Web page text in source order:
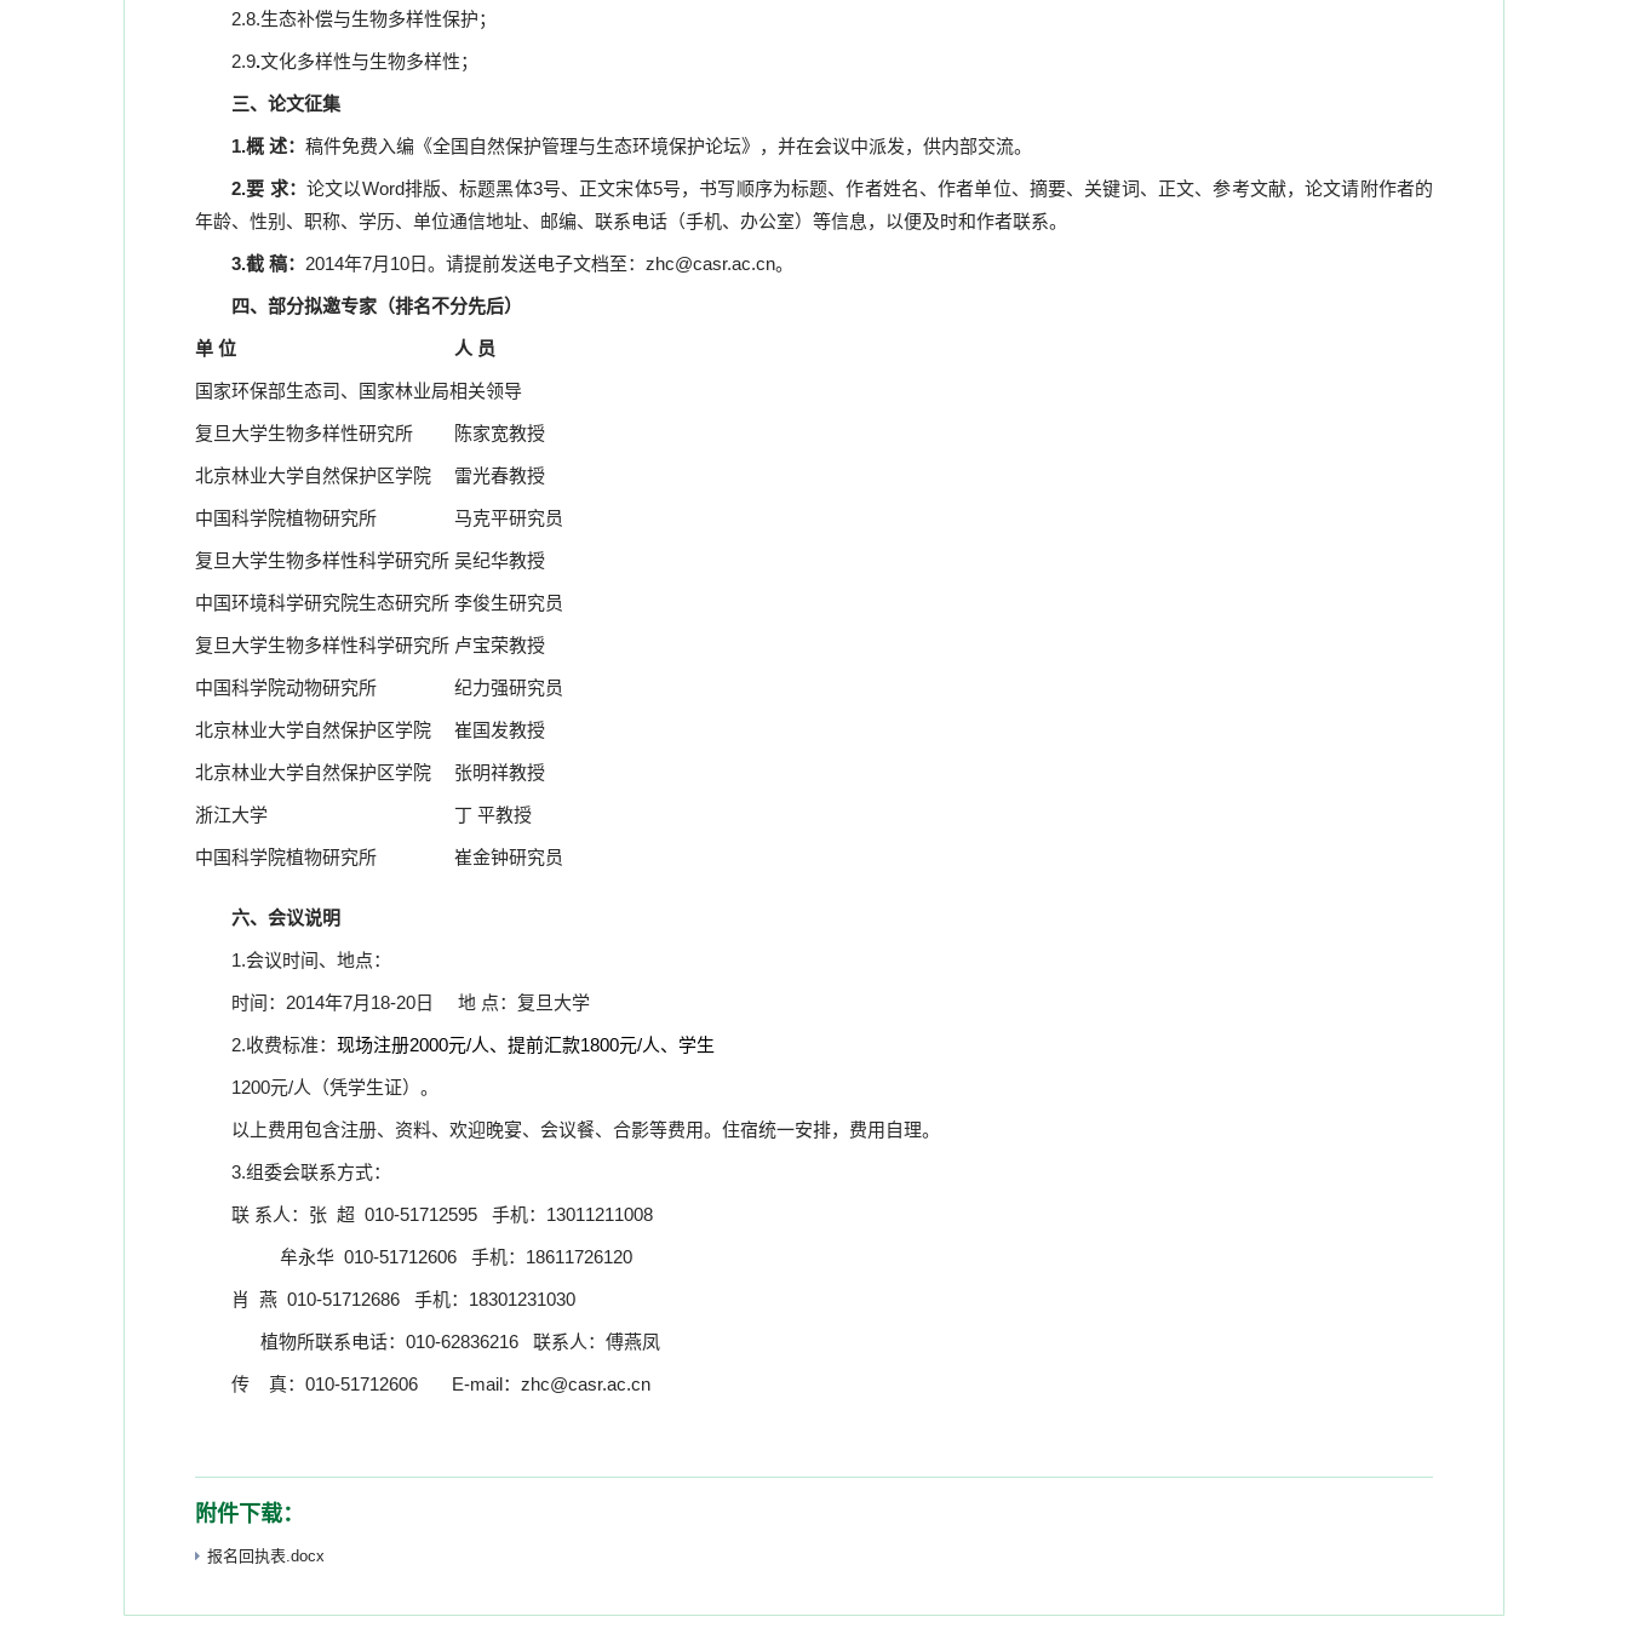
2.8.生态补偿与生物多样性保护；
2.9.文化多样性与生物多样性；
三、论文征集
1.概 述： 稿件免费入编《全国自然保护管理与生态环境保护论坛》，并在会议中派发，供内部交流。
2.要 求：论文以Word排版、标题黑体3号、正文宋体5号，书写顺序为标题、作者姓名、作者单位、摘要、关键词、正文、参考文献，论文请附作者的
年龄、性别、职称、学历、单位通信地址、邮编、联系电话（手机、办公室）等信息，以便及时和作者联系。
3.截 稿： 2014年7月 10日。请提前发送电子文档至： zhc@casr.ac.cn。
四、部分拟邀专家（排名不分先后）
单 位 人 员
国家环保部生态司、国家林业局相关领导
复旦大学生物多样性研究所 陈家宽教授
北京林业大学自然保护区学院 雷光春教授
中国科学院植物研究所 马克平研究员
复旦大学生物多样性科学研究所 吴纪华教授
中国环境科学研究院生态研究所 李俊生研究员
复旦大学生物多样性科学研究所 卢宝荣教授
中国科学院动物研究所 纪力强研究员
北京林业大学自然保护区学院 崔国发教授
北京林业大学自然保护区学院 张明祥教授
浙江大学 丁 平教授
中国科学院植物研究所 崔金钟研究员
六、会议说明
1.会议时间、地点：
时间： 2014年7月 18-20日 地 点：复旦大学
2.收费标准： 现场注册2000元/人、提前汇款1800元/人、学生
1200元/人（凭学生证）。
以上费用包含注册、资料、欢迎晚宴、会议餐、合影等费用。住宿统一安排，费用自理。
3.组委会联系方式：
联 系人：张 超 010-51712595 手机： 13011211008
牟永华 010-51712606 手机： 18611726120
肖 燕 010-51712686 手机： 18301231030
植物所联系电话： 010-62836216 联系人：傅燕凤
传 真： 010-51712606 E-mail： zhc@casr.ac.cn
附件下载：
报名回执表.docx